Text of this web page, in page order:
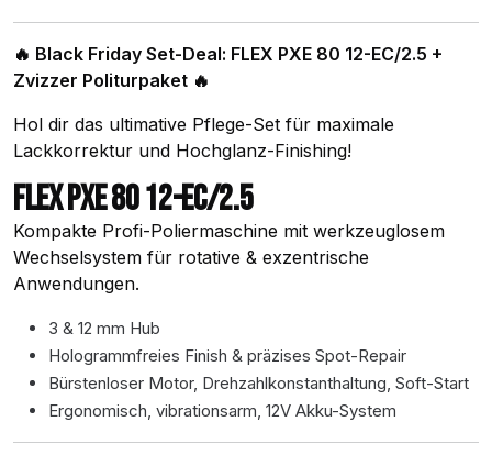
🔥 Black Friday Set-Deal: FLEX PXE 80 12-EC/2.5 +
Zvizzer Politurpaket 🔥
Hol dir das ultimative Pflege-Set für maximale
Lackkorrektur und Hochglanz-Finishing!
FLEX PXE 80 12-EC/2.5
Kompakte Profi-Poliermaschine mit werkzeuglosem
Wechselsystem für rotative & exzentrische
Anwendungen.
3 & 12 mm Hub
Hologrammfreies Finish & präzises Spot-Repair
Bürstenloser Motor, Drehzahlkonstanthaltung, Soft-Start
Ergonomisch, vibrationsarm, 12V Akku-System